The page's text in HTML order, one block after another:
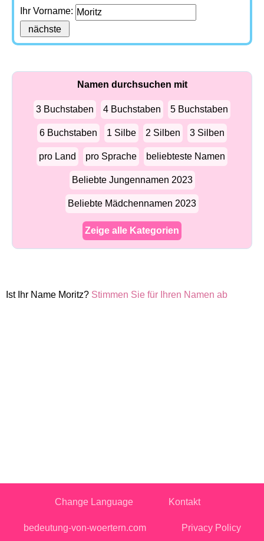
Ihr Vorname:
Namen durchsuchen mit
3 Buchstaben 4 Buchstaben 5 Buchstaben
6 Buchstaben 1 Silbe 2 Silben 3 Silben
pro Land pro Sprache beliebteste Namen
Beliebte Jungennamen 2023
Beliebte Mädchennamen 2023
Zeige alle Kategorien
Ist Ihr Name Moritz? Stimmen Sie für Ihren Namen ab
Change Language Kontakt
bedeutung-von-woertern.com Privacy Policy